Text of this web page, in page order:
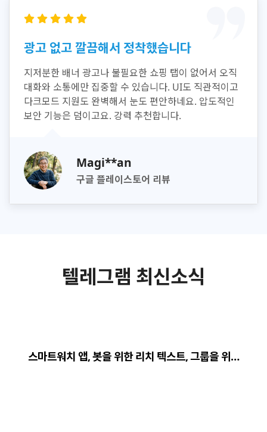
광고 없고 깔끔해서 정착했습니다
지저분한 배너 광고나 불필요한 쇼핑 탭이 없어서 오직
대화와 소통에만 집중할 수 있습니다. UI도 직관적이고
다크모드 지원도 완벽해서 눈도 편안하네요. 압도적인
보안 기능은 덤이고요. 강력 추천합니다.
Magi**an
구글 플레이스토어 리뷰
텔레그램 최신소식
스마트워치 앱, 봇을 위한 리치 텍스트, 그룹을 위…